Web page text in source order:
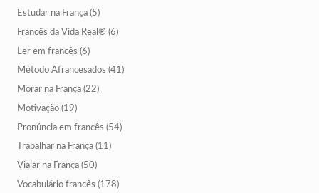
Estudar na França (5)
Francês da Vida Real® (6)
Ler em francês (6)
Método Afrancesados (41)
Morar na França (22)
Motivação (19)
Pronúncia em francês (54)
Trabalhar na França (11)
Viajar na França (50)
Vocabulário francês (178)